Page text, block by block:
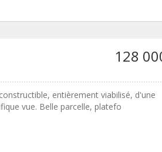
128
entièrement viabilisé, d'une
vue. Belle parcelle, platefo